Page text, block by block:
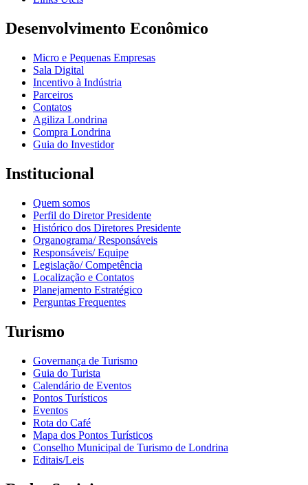
Desenvolvimento Econômico
Micro e Pequenas Empresas
Sala Digital
Incentivo à Indústria
Parceiros
Contatos
Agiliza Londrina
Compra Londrina
Guia do Investidor
Institucional
Quem somos
Perfil do Diretor Presidente
Histórico dos Diretores Presidente
Organograma/ Responsáveis
Responsáveis/ Equipe
Legislação/ Competência
Localização e Contatos
Planejamento Estratégico
Perguntas Frequentes
Turismo
Governança de Turismo
Guia do Turista
Calendário de Eventos
Pontos Turísticos
Eventos
Rota do Café
Mapa dos Pontos Turísticos
Conselho Municipal de Turismo de Londrina
Editais/Leis